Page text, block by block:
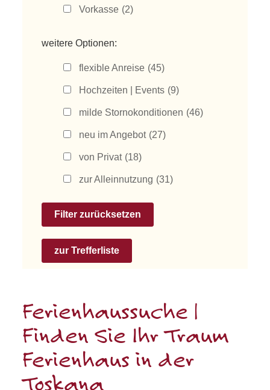
Vorkasse (2)
weitere Optionen:
flexible Anreise (45)
Hochzeiten | Events (9)
milde Stornokonditionen (46)
neu im Angebot (27)
von Privat (18)
zur Alleinnutzung (31)
Ferienhaussuche |
Finden Sie Ihr Traum
Ferienhaus in der